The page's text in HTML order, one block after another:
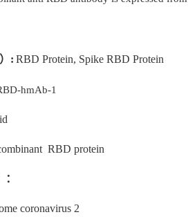
） : RBD Protein, Spike RBD Protein
hmAb-1
RBD protein
：
coronavirus 2